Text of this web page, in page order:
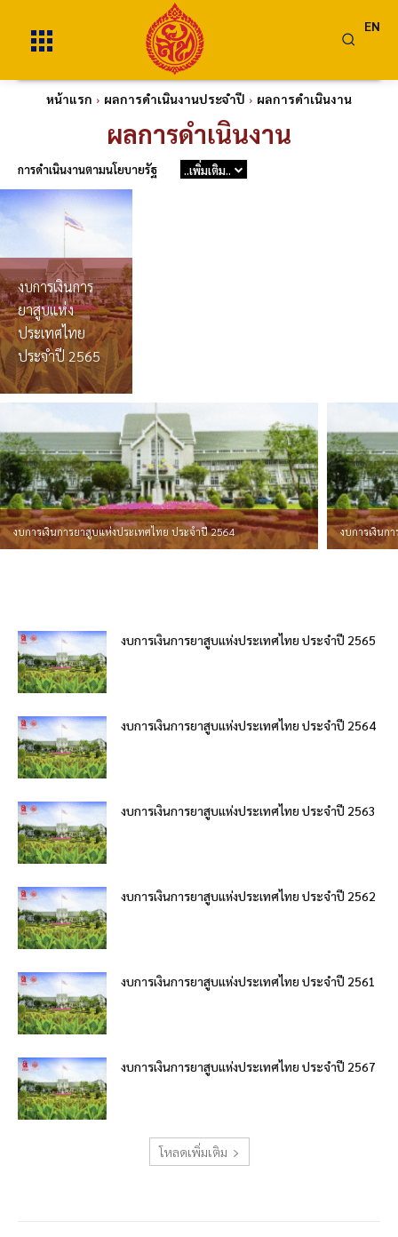
EN
หน้าแรก ผลการดำเนินงานประจำปี ผลการดำเนินงาน
ผลการดำเนินงาน
การดำเนินงานตามนโยบายรัฐ ..เพิ่มเติม..
งบการเงินการ
ยาสูบแห่ง
ประเทศไทย
ประจำปี 2565
งบการเงินการยาสูบแห่งประเทศไทย ประจำปี 2564 งบการเงินก
งบการเงินการยาสูบแห่งประเทศไทย ประจำปี 2565
งบการเงินการยาสูบแห่งประเทศไทย ประจำปี 2564
งบการเงินการยาสูบแห่งประเทศไทย ประจำปี 2563
งบการเงินการยาสูบแห่งประเทศไทย ประจำปี 2562
งบการเงินการยาสูบแห่งประเทศไทย ประจำปี 2561
งบการเงินการยาสูบแห่งประเทศไทย ประจำปี 2567
โหลดเพิ่มเติม